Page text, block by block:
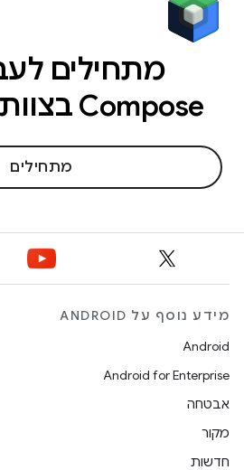
מתחילים
Compose בצוות כבר היום
מתחילים
מידע נוסף על ANDROID
Android
Android for Enterprise
אבטחה
מקור
חדשות